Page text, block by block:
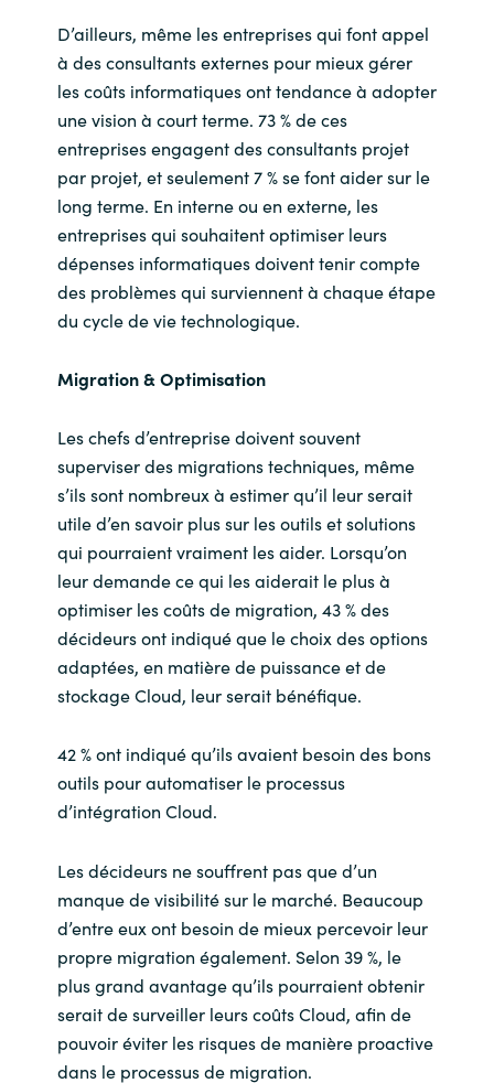
Serbia
Slovenia
Singapore
Spain
Sri Lanka
Sweden
Switzerland
Ukraine
United Kingdom
United States
D’ailleurs, même les entreprises qui font appel
à des consultants externes pour mieux gérer
les coûts informatiques ont tendance à adopter
une vision à court terme. 73 % de ces
entreprises engagent des consultants projet
par projet, et seulement 7 % se font aider sur le
long terme. En interne ou en externe, les
entreprises qui souhaitent optimiser leurs
dépenses informatiques doivent tenir compte
des problèmes qui surviennent à chaque étape
du cycle de vie technologique.
Migration & Optimisation
Les chefs d’entreprise doivent souvent
superviser des migrations techniques, même
s’ils sont nombreux à estimer qu’il leur serait
utile d’en savoir plus sur les outils et solutions
qui pourraient vraiment les aider. Lorsqu’on
leur demande ce qui les aiderait le plus à
optimiser les coûts de migration, 43 % des
décideurs ont indiqué que le choix des options
adaptées, en matière de puissance et de
stockage Cloud, leur serait bénéfique.
42 % ont indiqué qu’ils avaient besoin des bons
outils pour automatiser le processus
d’intégration Cloud.
Les décideurs ne souffrent pas que d’un
manque de visibilité sur le marché. Beaucoup
d’entre eux ont besoin de mieux percevoir leur
propre migration également. Selon 39 %, le
plus grand avantage qu’ils pourraient obtenir
serait de surveiller leurs coûts Cloud, afin de
pouvoir éviter les risques de manière proactive
dans le processus de migration.